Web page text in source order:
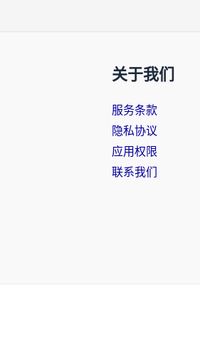
关于我们
服务条款
隐私协议
应用权限
联系我们